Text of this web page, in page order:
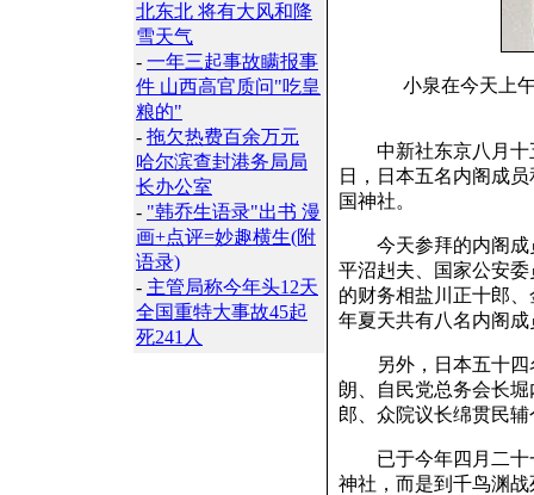
北东北 将有大风和降
雪天气
- 一年三起事故瞒报事
件 山西高官质问"吃皇
粮的"
- 拖欠热费百余万元
哈尔滨查封港务局局
长办公室
- "韩乔生语录"出书 漫
画+点评=妙趣横生(附
语录)
- 主管局称今年头12天
全国重特大事故45起
死241人
小泉在今天上
中新社东京八月十
日，日本五名内阁成
国神社。
今天参拜的内阁成
平沼赳夫、国家公安
的财务相盐川正十郎
年夏天共有八名内阁
另外，日本五十四
朗、自民党总务会长
郎、众院议长绵贯民
已于今年四月二十
神社，而是到千鸟渊